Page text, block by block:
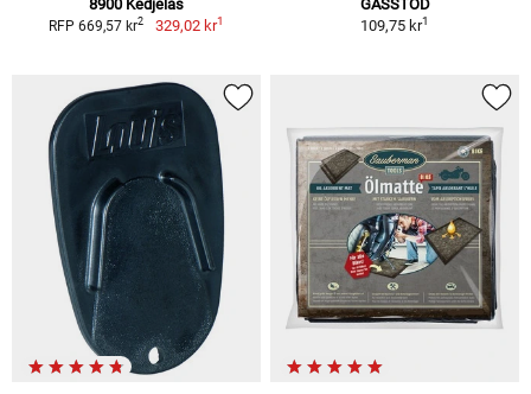
8900 Kedjelås
RFP 669,57 kr2 329,02 kr1
GASSTÖD
109,75 kr1